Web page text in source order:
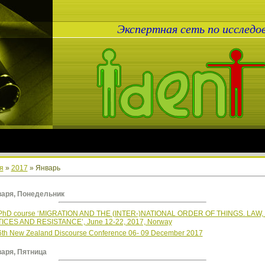
Экспертная сеть по
» 2017 » Январь
Понедельник
course ‘MIGRATION AND THE (INTER-)NATIONAL ORDER OF THINGS. LAW,
AND RESISTANCE’, June 12-22, 2017, Norway
New Zealand Discourse Conference 06- 09 December 2017
Пятница